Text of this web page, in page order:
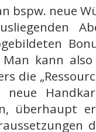
bspw. neue
kann
die
überhaupt